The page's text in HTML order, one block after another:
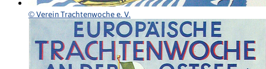
© Verein Trachtenwoche e. V.